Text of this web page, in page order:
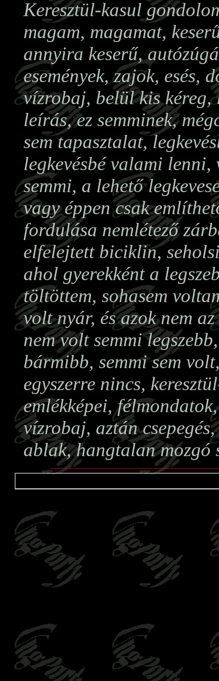
Keresztül-kasul
magam, magamat,
annyira keserű,
események, zajok, esés,
vízrobaj, belül kis kéreg,
leírás, ez semminek,
sem tapasztalat,
legkevésbé valami lenni,
semmi, a lehető
vagy éppen csak
fordulása nemlétező
elfelejtett biciklin,
ahol gyerekként a
töltöttem, sohasem
volt nyár, és azok nem
nem volt semmi
bármibb, semmi sem
egyszerre nincs,
emlékképei,
vízrobaj, aztán
ablak, hangtalan mozgó